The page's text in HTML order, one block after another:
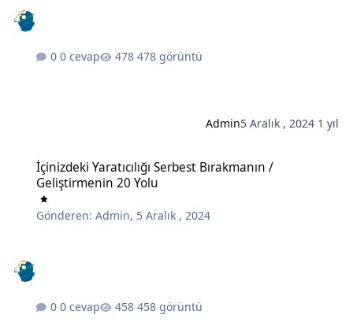
0 cevap 478 görüntü
Admin5 Aralık , 2024 1 yıl
İçinizdeki Yaratıcılığı Serbest Bırakmanın /
Geliştirmenin 20 Yolu
Gönderen:Admin, 5 Aralık , 2024
0 cevap 458 görüntü